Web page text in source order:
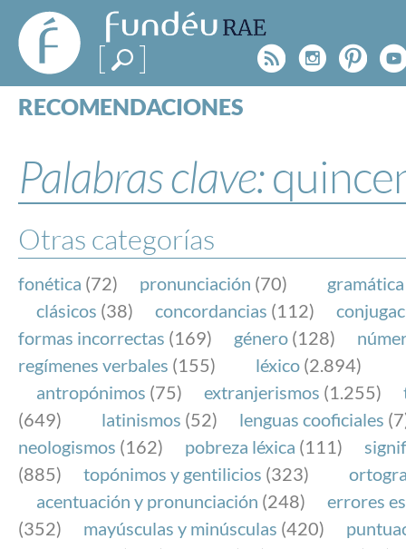
FundéuRAE
- Fundación
del Español
Urgente
Rss
RECOMENDACIONES
ESPECIALES
BLOG
NOTICIAS
SOBRE LA FUNDÉURAE
FundéuRAE es una fundación patrocinada por la
y la Real Academia Española, cuyo objetivo es
el buen uso del español en los medios de
Internet.
Palabras clave:
Otras categorías
fonética (72) pronunciación (70) gramática
clásicos (38) concordancias (112)
formas incorrectas (169) género (128)
regímenes verbales (155) léxico (2.894)
antropónimos (75) extranjerismos (1.255)
(649)
latinismos (52) lenguas cooficiales
neologismos (162) pobreza léxica (111)
(885)
topónimos y gentilicios (323)
acentuación y pronunciación (248)
errores
(352)
mayúsculas y minúsculas (420)